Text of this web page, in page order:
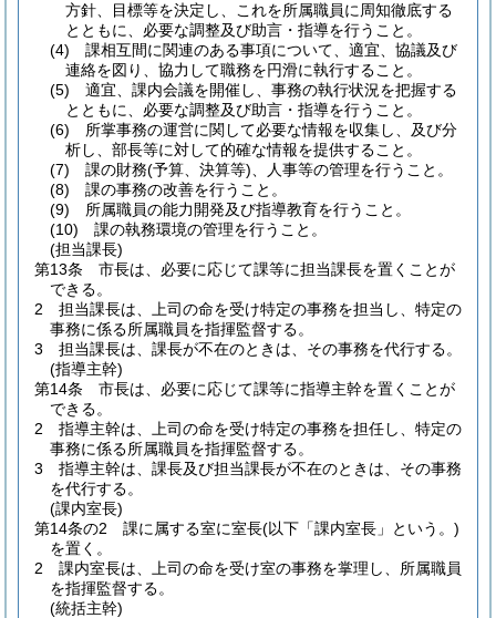
方針、目標等を決定し、これを所属職員に周知徹底する
とともに、必要な調整及び助言・指導を行うこと。
(4)
課相互間に関連のある事項について、適宜、協議及び
連絡を図り、協力して職務を円滑に執行すること。
(5)
適宜、課内会議を開催し、事務の執行状況を把握する
とともに、必要な調整及び助言・指導を行うこと。
(6)
所掌事務の運営に関して必要な情報を収集し、及び分
析し、部長等に対して的確な情報を提供すること。
(7)
課の財務(予算、決算等) 、人事等の管理を行うこと。
(8)
課の事務の改善を行うこと。
(9)
所属職員の能力開発及び指導教育を行うこと。
(10)
課の執務環境の管理を行うこと。
(担当課長)
第13条
市長は、必要に応じて課等に担当課長を置くことが
できる。
2
担当課長は、上司の命を受け特定の事務を担当し、特定の
事務に係る所属職員を指揮監督する。
3
担当課長は、課長が不在のときは、その事務を代行する。
(指導主幹)
第14条
市長は、必要に応じて課等に指導主幹を置くことが
できる。
2
指導主幹は、上司の命を受け特定の事務を担任し、特定の
事務に係る所属職員を指揮監督する。
3
指導主幹は、課長及び担当課長が不在のときは、その事務
を代行する。
(課内室長)
第14条の2
課に属する室に室長(以下「課内室長」という。)
を置く。
2
課内室長は、上司の命を受け室の事務を掌理し、所属職員
を指揮監督する。
(統括主幹)